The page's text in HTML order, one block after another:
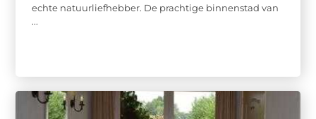
echte natuurliefhebber. De prachtige binnenstad van
...